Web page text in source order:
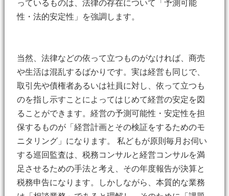
っているものは、法律の存在について「予測可能
性・法的安定性」を強調します。
当然、法律などの依って立つものがなければ、商売
や生活は混乱するばかりです。実は経営も同じで、
取引先や債権者あるいは社員に対し、依って立つも
のを指し示すことによってはじめて経営の安定を図
ることができます。経営の予測可能性・安定性を担
保するものが「経営計画とその検証をするためのモ
ニタリング」になります。 私どもが原則毎月お伺い
する巡回監査は、税務コンサルと経営コンサルを満
足させるための手法と考え、その年度報告が決算と
税務申告になります。しかしながら、本質的な業務